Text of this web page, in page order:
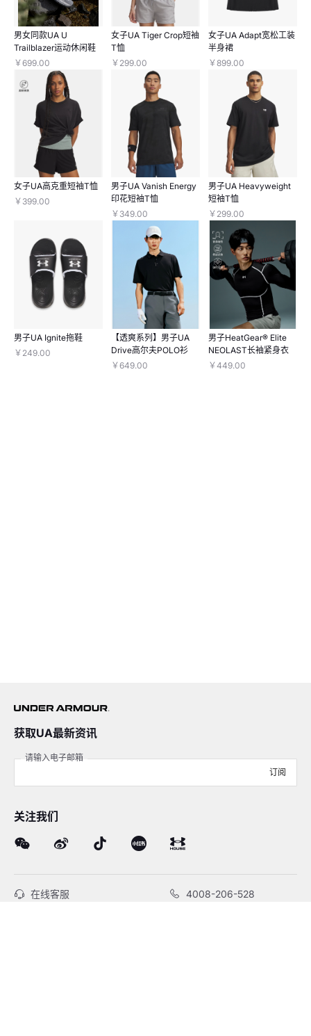
男女同款UA U
Trailblazer运动休闲鞋
￥699.00
女子UA Tiger Crop短袖
T恤
￥299.00
女子UA Adapt宽松工装
半身裙
￥899.00
女子UA高克重短袖T恤
￥399.00
男子UA Vanish Energy
印花短袖T恤
￥349.00
男子UA Heavyweight
短袖T恤
￥299.00
男子UA Ignite拖鞋
￥249.00
【透爽系列】男子UA
Drive高尔夫POLO衫
￥649.00
男子HeatGear® Elite
NEOLAST长袖紧身衣
￥449.00
获取UA最新资讯
请输入电子邮箱
订阅
关注我们
在线客服 4008-206-528